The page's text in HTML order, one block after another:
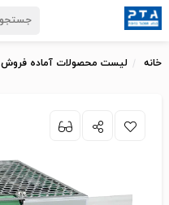
خانه لیست محصولات آماده فروش